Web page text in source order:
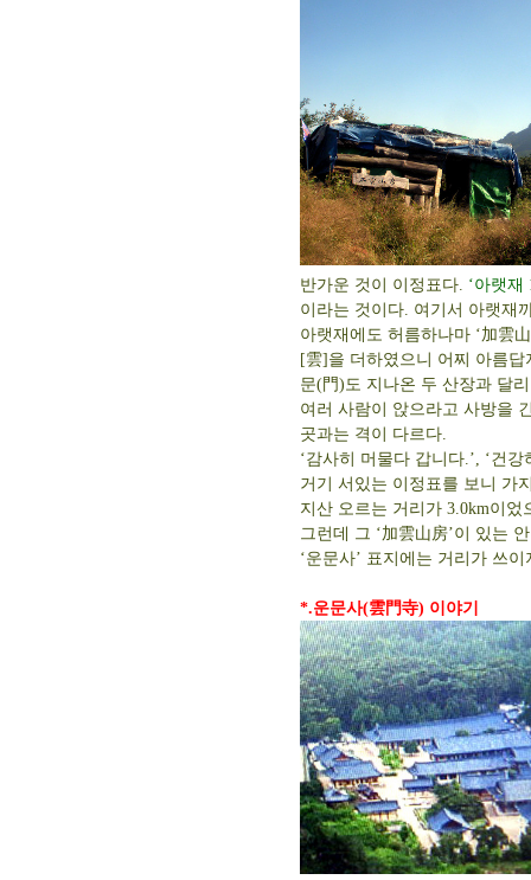
반가운 것이 이정표다. ‘아랫재
이라는 것이다. 여기서 아랫재
아랫재에도 허름하나마 ‘加雲
[雲]을 더하였으니 어찌 아름답
문(門)도 지나온 두 산장과 달
여러 사람이 앉으라고 사방을
곳과는 격이 다르다.
‘감사히 머물다 갑니다.’, ‘건
거기 서있는 이정표를 보니 가
지산 오르는 거리가 3.0km이
그런데 그 ‘加雲山房’이 있는
‘운문사’ 표지에는 거리가 쓰
*.운문사(雲門寺) 이야기